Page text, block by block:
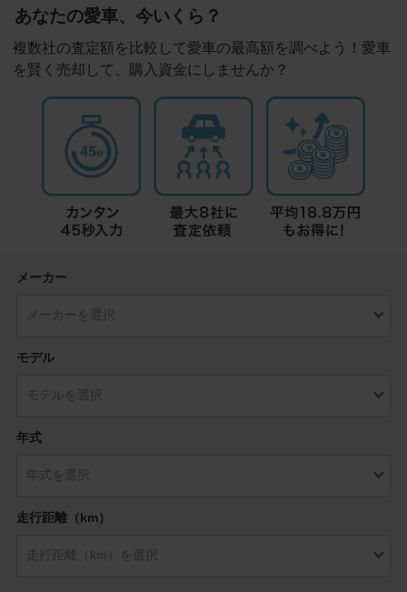
あなたの愛車、今いくら？
複数社の査定額を比較して愛車の最高額を調べよう！愛車
を賢く売却して、購入資金にしませんか？
メーカー
モデル
年式
走行距離（km）